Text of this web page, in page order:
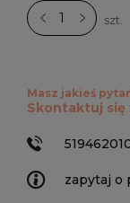
szt.
zapytaj o
Masz jakieś
Skontaktuj się